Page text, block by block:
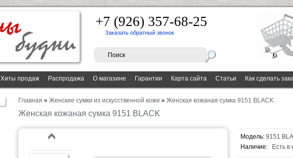
+7 (926) 357-68-25
Заказать обратный звонок
Хиты продаж Распродажа О магазине Гарантии Карта сайта Статьи Как сделать
Главная » Женские сумки из искусственной кожи » Женская кожаная сумка 9151 BLACK
Женская кожаная сумка 9151 BLACK
Модель: 9151
Наличие:
Есть в